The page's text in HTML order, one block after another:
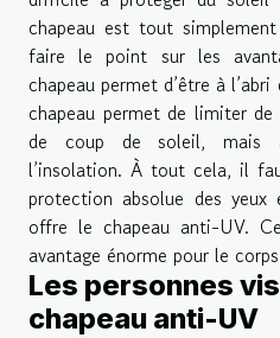
chapeau est tout
faire le point sur les
chapeau permet d’être à
chapeau permet de limiter
de coup de soleil, mais
l’insolation. À tout cela, il
protection absolue des
offre le chapeau anti-UV.
avantage énorme pour le
Les personnes
chapeau anti-UV